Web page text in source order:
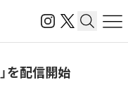
を配信開始